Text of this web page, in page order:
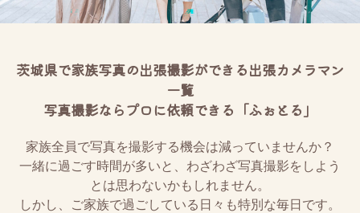
茨城県で家族写真の出張撮影ができる出張カメラマン
一覧
写真撮影ならプロに依頼できる「ふぉとる」
家族全員で写真を撮影する機会は減っていませんか？
一緒に過ごす時間が多いと、わざわざ写真撮影をしよう
とは思わないかもしれません。
しかし、ご家族で過ごしている日々も特別な毎日です。